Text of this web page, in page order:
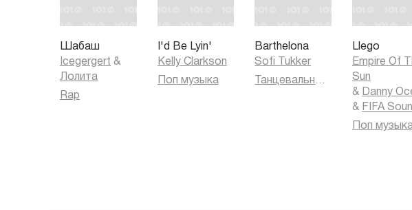
Шабаш
Icegergert &
Лолита
Rap
I'd Be Lyin'
Kelly Clarkson
Поп музыка
Barthelona
Sofi Tukker
Танцевальная музыка
Llego
Empire Of
Sun
& Danny
& FIFA
Поп